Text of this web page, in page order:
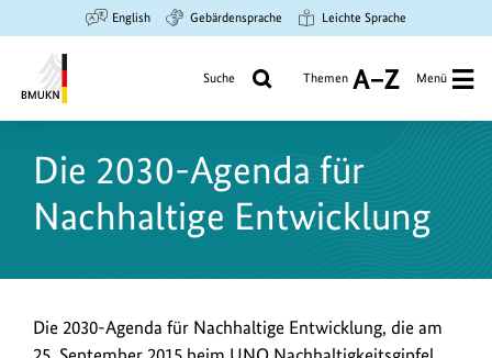
Hauptinhalt
springen
Suche
springen
Hauptnavigation
springen
English Gebärdensprache Leichte Sprache
Umwelt,
Naturschutz
Suche Themen
A
Z
Menü
Die 2030-Agenda für
Nachhaltige Entwicklung
Die 2030-Agenda für Nachhaltige Entwicklung, die am